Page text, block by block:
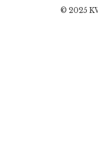
© 2025